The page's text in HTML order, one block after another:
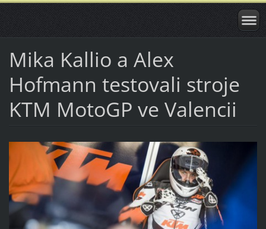
Mika Kallio a Alex
Hofmann testovali stroje
KTM MotoGP ve Valencii